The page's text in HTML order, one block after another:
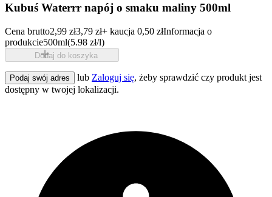
Kubuś Waterrr napój o smaku maliny 500ml
Cena brutto2,99 zł3,79 zł+ kaucja 0,50 złInformacja o
produkcie500ml(5.98 zł/l)
Dodaj do koszyka
Podaj swój adres lub Zaloguj się, żeby sprawdzić czy produkt jest
dostępny w twojej lokalizacji.